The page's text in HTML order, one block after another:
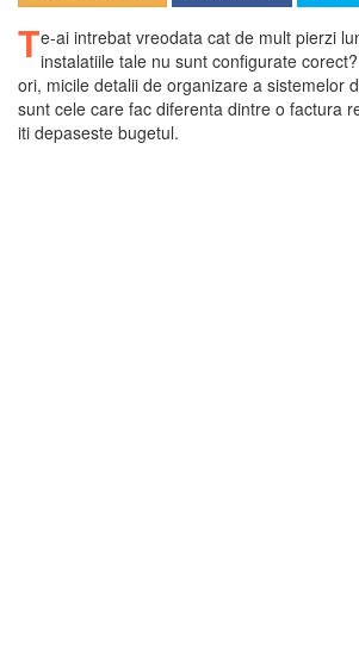
Te-ai intrebat vreodata cat de mult pierzi
instalatiile tale nu sunt configurate
ori, micile detalii de organizare a sistemelor
sunt cele care fac diferenta dintre o factura
iti depaseste bugetul.